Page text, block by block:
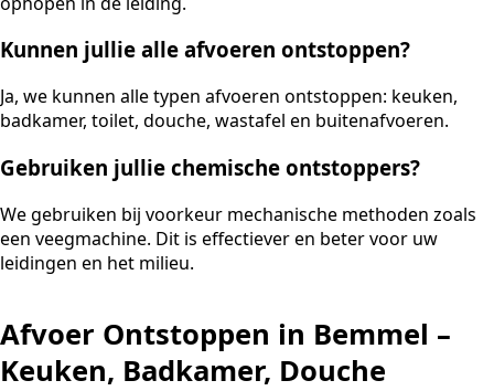
Kunnen jullie alle afvoeren ontstoppen?
Ja, we kunnen alle typen afvoeren ontstoppen: keuken,
badkamer, toilet, douche, wastafel en buitenafvoeren.
Gebruiken jullie chemische ontstoppers?
We gebruiken bij voorkeur mechanische methoden zoals
een veegmachine. Dit is effectiever en beter voor uw
leidingen en het milieu.
Afvoer Ontstoppen in Bemmel –
Keuken, Badkamer, Douche